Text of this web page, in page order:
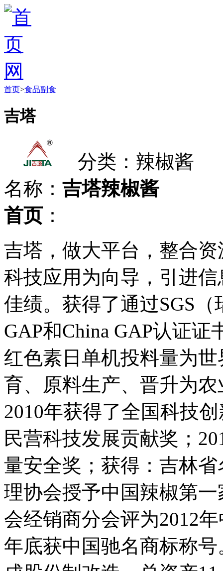
首页>食品副食
吉塔
分类：辣椒酱
名称： 吉塔辣椒酱
首页 ：
吉塔，做大平台，整合
科技应用为向导，引进
佳绩。获得了通过SGS
GAP和China GAP认证
红色素日单机投料量为
育、原料生产、晋升为
2010年获得了全国科技
民营科技发展贡献奖；
量安全奖；获得：吉林
理协会授予中国辣椒第
会经销商分会评为2012
年底获中国驰名商标称